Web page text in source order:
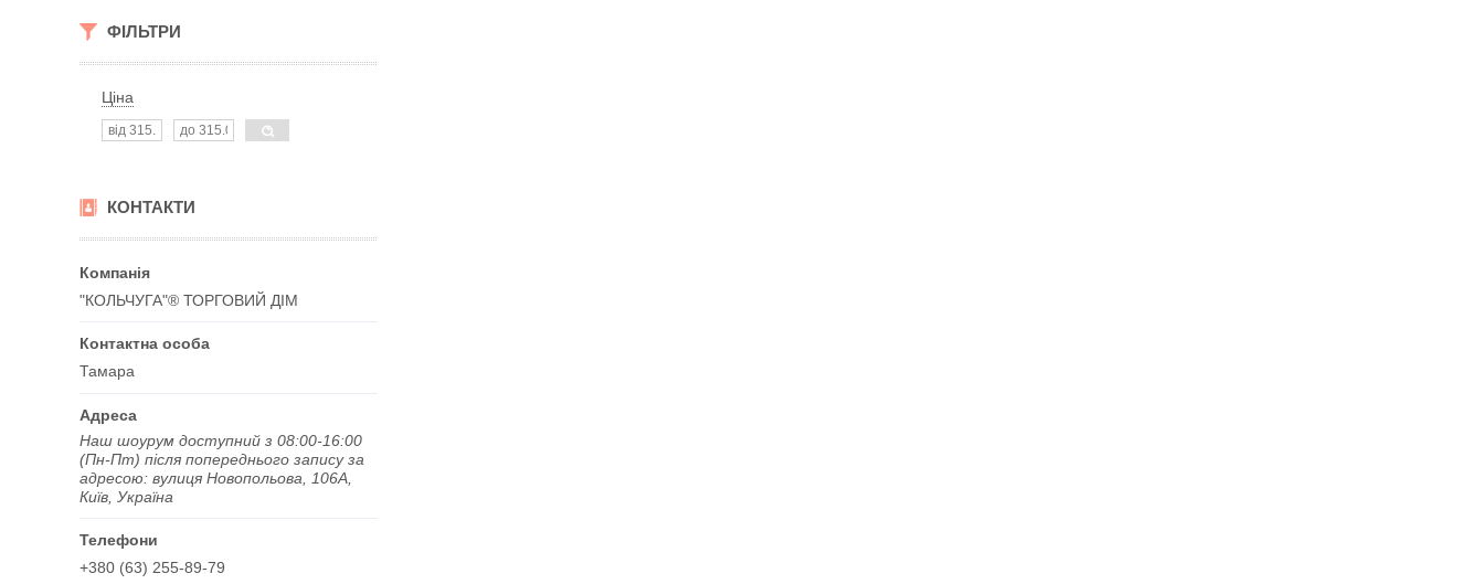
ФІЛЬТРИ
Ціна
КОНТАКТИ
"КОЛЬЧУГА"® ТОРГОВИЙ ДІМ
Тамара
Наш шоурум доступний з 08:00-16:00
(Пн-Пт) після попереднього запису за
адресою: вулиця Новопольова, 106А,
Київ, Україна
+380 (63) 255-89-79